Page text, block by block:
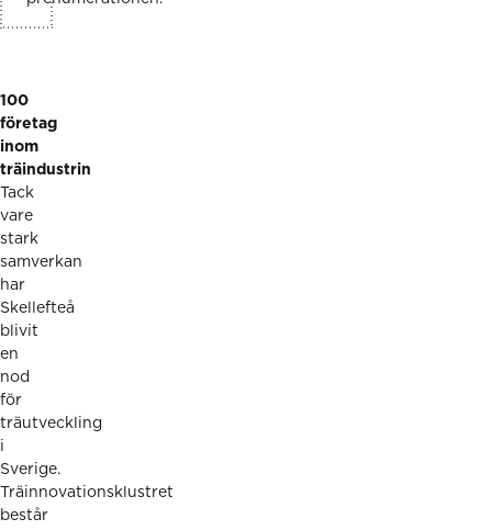
100
företag
inom
träindustrin
Tack
vare
stark
samverkan
har
Skellefteå
blivit
en
nod
för
träutveckling
i
Sverige.
Träinnovationsklustret
består